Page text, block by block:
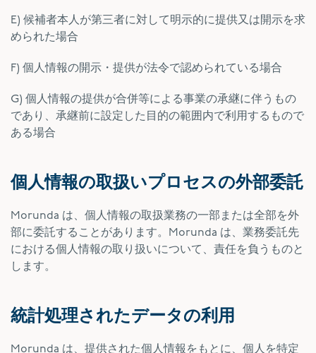
E) 候補者本人が第三者に対して明示的に提供又は開示を求
められた場合
F) 個人情報の開示・提供が法令で認められている場合
G) 個人情報の提供が合併等による事業の承継に伴うもの
であり、承継前に設定した目的の範囲内で利用するもので
ある場合
個人情報の取扱いプロセスの外部委託
Morunda は、個人情報の取扱業務の一部または全部を外
部に委託することがあります。Morunda は、業務委託先
における個人情報の取り扱いについて、責任を負うものと
します。
統計処理されたデータの利用
Morunda は、提供された個人情報をもとに、個人を特定